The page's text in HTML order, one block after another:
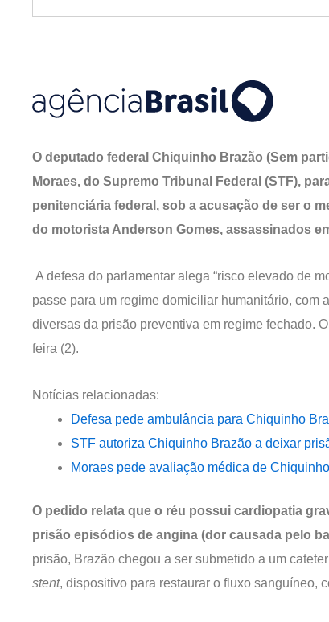
O deputado federal Chiquinho Brazão (Sem
Moraes, do Supremo Tribunal Federal (STF),
penitenciária federal, sob a acusação de ser o
do motorista Anderson Gomes, assassinados
A defesa do parlamentar alega “risco elevado de
passe para um regime domiciliar humanitário, com
diversas da prisão preventiva em regime fechado.
feira (2).
Notícias relacionadas:
Defesa pede ambulância para Chiquinho
STF autoriza Chiquinho Brazão a deixar
Moraes pede avaliação médica de
O pedido relata que o réu possui cardiopatia
prisão episódios de angina (dor causada pelo
prisão, Brazão chegou a ser submetido a um
stent, dispositivo para restaurar o fluxo sanguíneo,